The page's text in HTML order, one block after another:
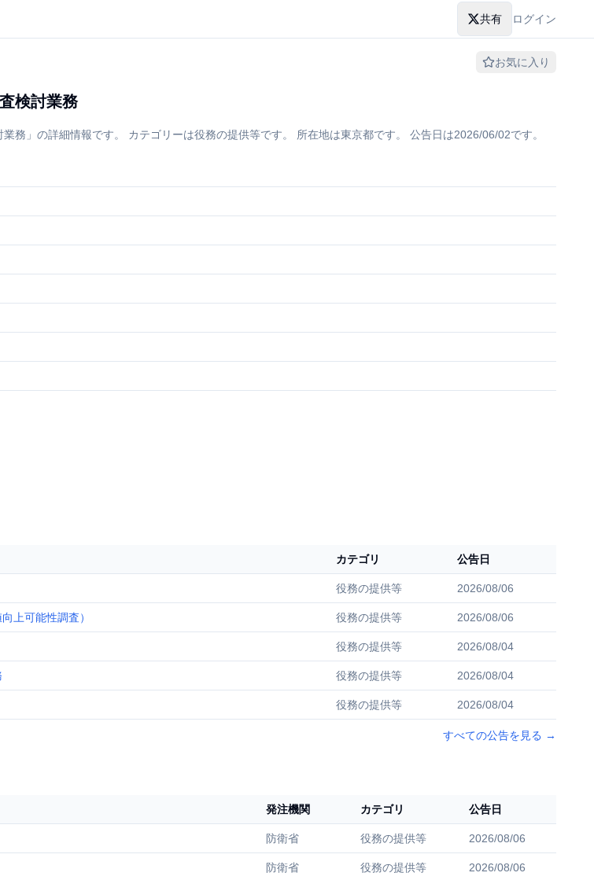
共有 ログイン
お気に入り
検討業務
務」の詳細情報です。 カテゴリーは役務の提供等です。 所在地は東京都です。 公告日は2026/06/02です。
カテゴリ 公告日
役務の提供等 2026/08/06
上可能性調査） 役務の提供等 2026/08/06
役務の提供等 2026/08/04
役務の提供等 2026/08/04
役務の提供等 2026/08/04
すべての公告を見る →
発注機関 カテゴリ 公告日
防衛省 役務の提供等 2026/08/06
防衛省 役務の提供等 2026/08/06